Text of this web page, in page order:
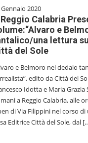
2020
Calabria
e
una lettura
del Sole
e Belmoro nel dedalo
edito da Città del
Idotta e Maria
a Reggio Calabria, alle
di Via Filippini nel corso
Editrice Città del Sole, dal